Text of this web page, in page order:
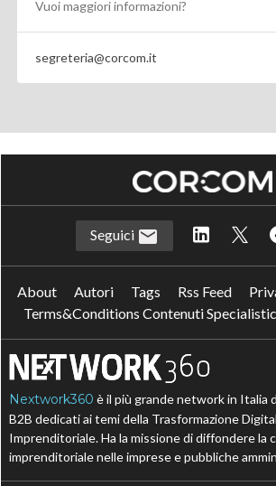
Vuoi maggiori informazioni?
segreteria@corcom.it
Seguici
About Autori Tags Rss Feed
Terms&Conditions Contenuti
Nextwork360 è il più grande network in Italia
B2B dedicati ai temi della Trasformazione
Imprenditoriale. Ha la missione di diffondere la
imprenditoriale nelle imprese e pubbliche